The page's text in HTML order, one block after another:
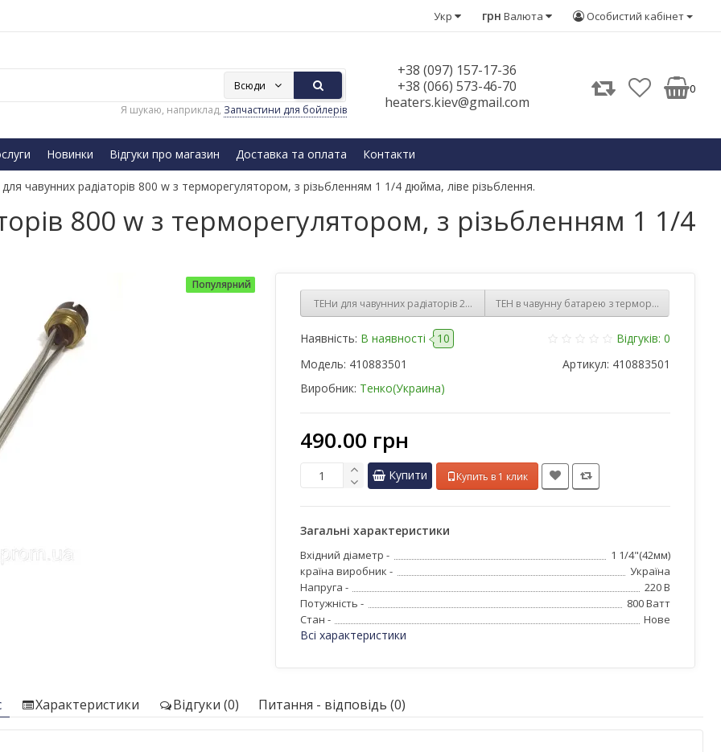
Особистий кабінет
грн Валюта
Укр
+38 (097) 157-17-36
+38 (066) 573-46-70
heaters.kiev@gmail.com
Всюди
Я шукаю, наприклад, Запчастини для бойлерів
0
Новинки Відгуки про магазин Доставка та оплата Контакти
чавунних радіаторів 800 w з терморегулятором, з різьбленням 1 1/4 дюйма, ліве різьблення.
800 w з терморегулятором, з різьбленням 1 1/4
Популярний
ТЕНи для чавунних радіаторів 2500 w з терморегулятором, з різьбленням 1 1/4
ТЕН в чавунну батарею з терморегулятором
Наявність: В наявності 10
Відгуків: 0
Модель: 410883501 Артикул: 410883501
Виробник: Тенко(Украина)
490.00 грн
Купити Купить в 1 клик
Загальні характеристики
Вхідний діаметр -
1 1/4"(42мм)
країна виробник -
Україна
Напруга -
220 В
Потужність -
800 Ватт
Стан -
Нове
Всі характеристики
Характеристики Відгуки (0) Питання - відповідь (0)